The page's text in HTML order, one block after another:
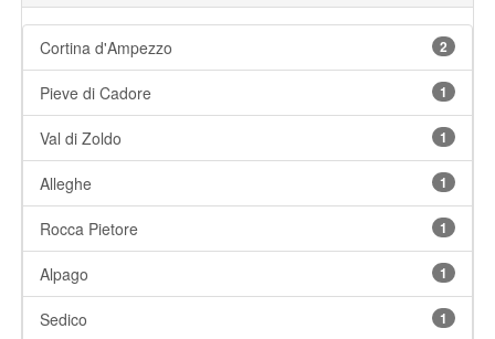
Cortina d'Ampezzo 2
Pieve di Cadore 1
Val di Zoldo 1
Alleghe 1
Rocca Pietore 1
Alpago 1
Sedico 1